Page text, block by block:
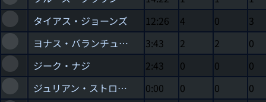
タイアス・ジョーンズ
12:26 4 0
3
ヨナス・バランチュナス
3:43 2 2
0
ジーク・ナジ
2:43 0 0
0
ジュリアン・ストローサー
0:00 0 0
0